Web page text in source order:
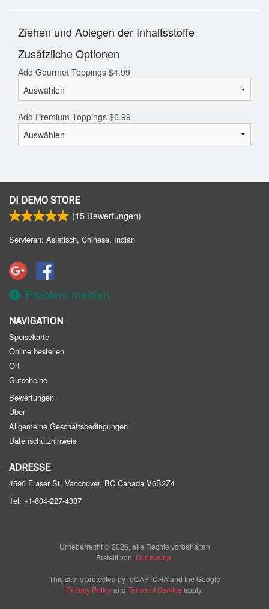
Ziehen und Ablegen der Inhaltsstoffe
Zusätzliche Optionen
Add Gourmet Toppings $4.99
Add Premium Toppings $6.99
DI DEMO STORE
(15 Bewertungen)
Servieren: Asiatisch, Chinese, Indian
Problem melden
NAVIGATION
Speisekarte
Online bestellen
Ort
Gutscheine
Bewertungen
Über
Allgemeine Geschäftsbedingungen
Datenschutzhinweis
ADRESSE
4590 Fraser St, Vancouver, BC Canada V6B2Z4
Tel: +1-604-227-4387
Urheberrecht © 2026, alle Rechte vorbehalten
Erstellt von DI develop
This site is protected by reCAPTCHA and the Google
Privacy Policyand Terms of Service apply.